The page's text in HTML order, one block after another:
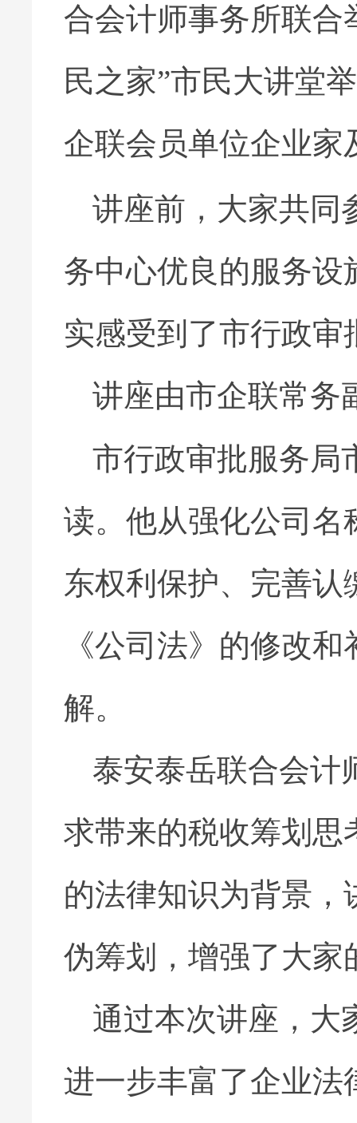
合会计师事务所联合
民之家”市民大讲堂
企联会员单位企业家
讲座前，大家共同
务中心优良的服务
实感受到了市行政审
讲座由市企联常务
市行政审批服务局
读。他从强化公司
东权利保护、完善
《公司法》的修改
解。
泰安泰岳联合会计
求带来的税收筹划
的法律知识为背景
伪筹划，增强了大家
通过本次讲座，大
进一步丰富了企业